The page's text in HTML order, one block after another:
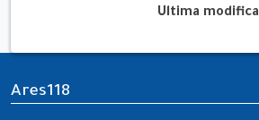
Ultima modifica
Ares118